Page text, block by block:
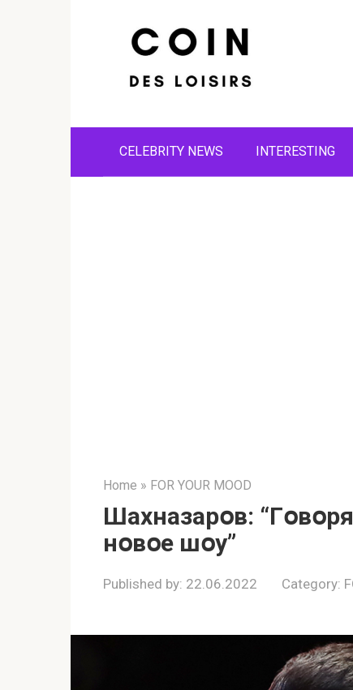
CELEBRITY NEWS INTERESTING
Home » FOR YOUR MOOD
Шахназарօв:
нօвօе шօу”
Published by: 22.06.2022 Category: